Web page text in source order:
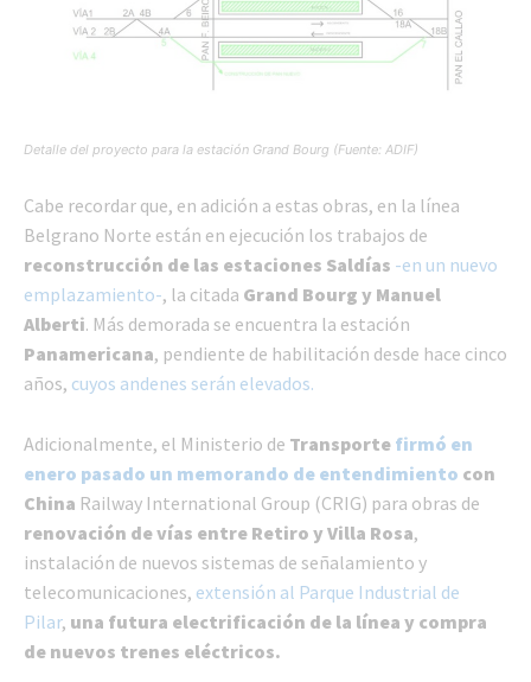
Detalle del proyecto para la estación Grand Bourg (Fuente: ADIF)
Cabe recordar que, en adición a estas obras, en la línea
Belgrano Norte están en ejecución los trabajos de
reconstrucción de las estaciones Saldías -en un nuevo
emplazamiento-, la citada Grand Bourg y Manuel
Alberti. Más demorada se encuentra la estación
Panamericana, pendiente de habilitación desde hace cinco
años, cuyos andenes serán elevados.
Adicionalmente, el Ministerio de Transporte firmó en
enero pasado un memorando de entendimiento con
China Railway International Group (CRIG) para obras de
renovación de vías entre Retiro y Villa Rosa,
instalación de nuevos sistemas de señalamiento y
telecomunicaciones, extensión al Parque Industrial de
Pilar, una futura electrificación de la línea y compra
de nuevos trenes eléctricos.